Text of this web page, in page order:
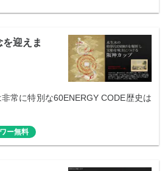
迎えま
常に特別な60ENERGY CODE歴史は
ー無料